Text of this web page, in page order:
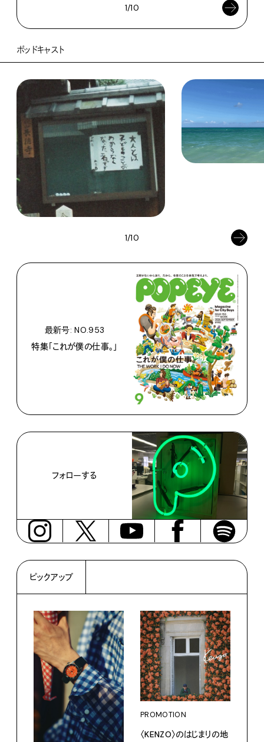
1/10
ポッドキャスト
1/10
最新号: NO.953
特集「これが僕の仕事。」
フォローする
ピックアップ
PROMOTION
〈KENZO〉のはじまりの地